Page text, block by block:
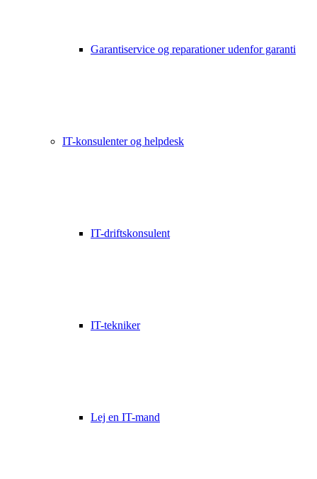
Garantiservice og reparationer udenfor garanti
IT-konsulenter og helpdesk
IT-driftskonsulent
IT-tekniker
Lej en IT-mand